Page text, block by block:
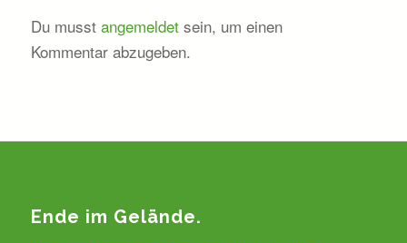
Du musst angemeldetsein, um einen
Kommentar abzugeben.
Ende im Gelände.